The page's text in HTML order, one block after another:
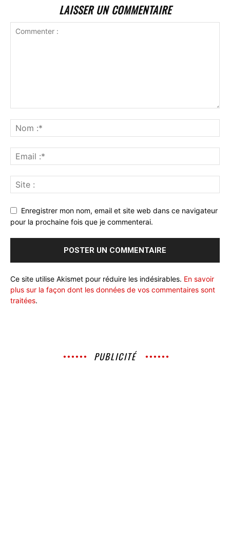
LAISSER UN COMMENTAIRE
Enregistrer mon nom, email et site web dans ce navigateur
pour la prochaine fois que je commenterai.
Ce site utilise Akismet pour réduire les indésirables. En savoir
plus sur la façon dont les données de vos commentaires sont
traitées.
PUBLICITÉ